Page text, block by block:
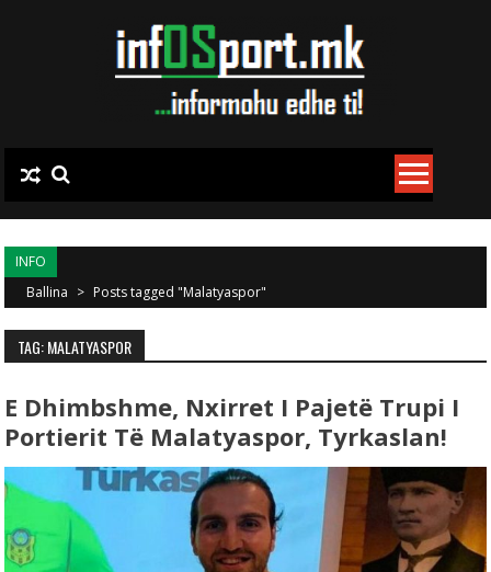
INFO
Ballina > Posts tagged "Malatyaspor"
TAG: MALATYASPOR
E Dhimbshme, Nxirret I Pajetë Trupi I
Portierit Të Malatyaspor, Tyrkaslan!